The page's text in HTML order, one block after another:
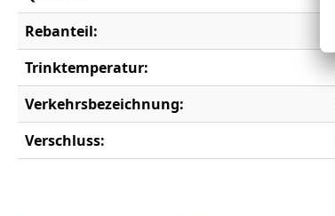
Rebanteil:
Trinktemperatur:
Verkehrsbezeichnung:
Verschluss: